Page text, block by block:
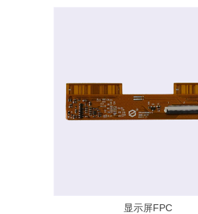
显示屏FPC